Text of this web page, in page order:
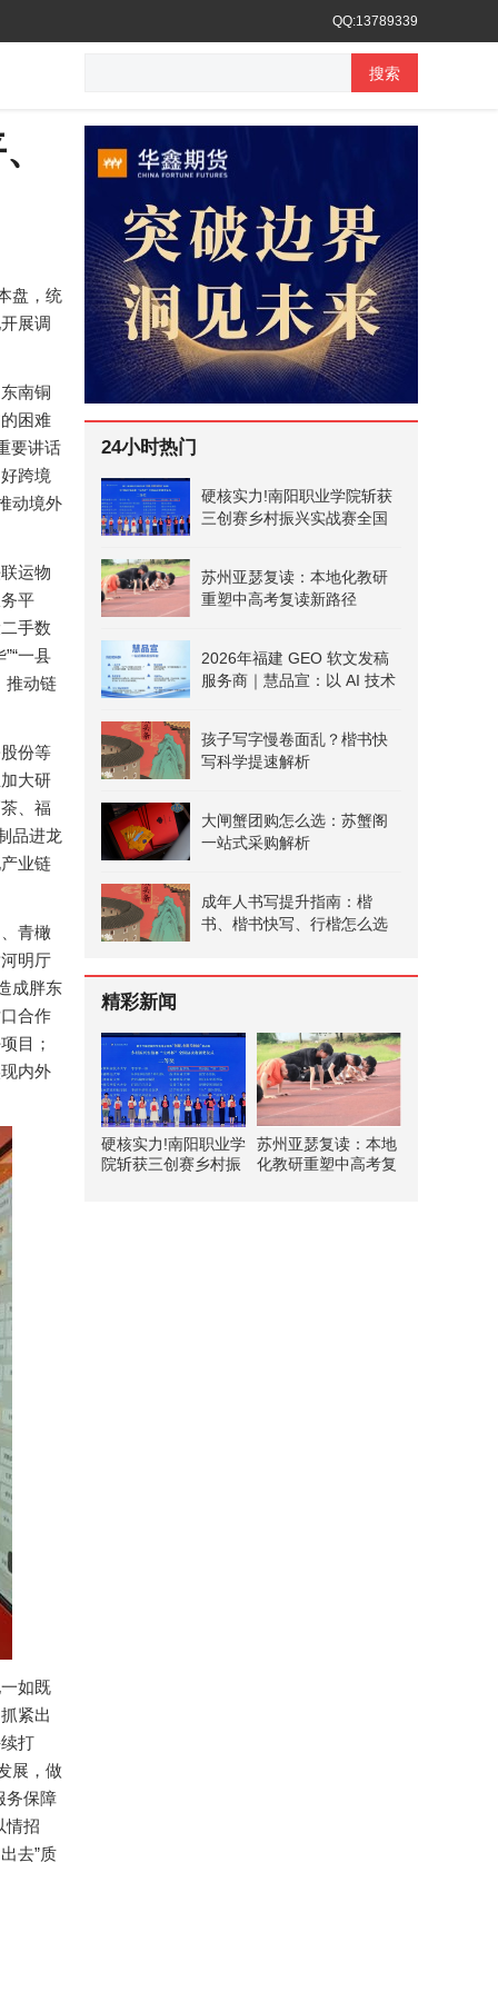
QQ:13789339
搜索
盘，统
展调
南铜
困难
要讲话
跨境
动境外
运物
平
手数
一县
推动链
份等
大研
、福
品进龙
业链
青橄
明厅
成胖东
合作
目；
内外
如既
紧出
打
展，做
务保障
情招
去”质
24小时热门
硬核实力!南阳职业学院斩获
三创赛乡村振兴实战赛全国
苏州亚瑟复读：本地化教研
重塑中高考复读新路径
2026年福建 GEO 软文发稿
服务商｜慧品宣：以 AI 技术
孩子写字慢卷面乱？楷书快
写科学提速解析
大闸蟹团购怎么选：苏蟹阁
一站式采购解析
成年人书写提升指南：楷
书、楷书快写、行楷怎么选
精彩新闻
硬核实力!南阳职业学
院斩获三创赛乡村振
苏州亚瑟复读：本地
化教研重塑中高考复